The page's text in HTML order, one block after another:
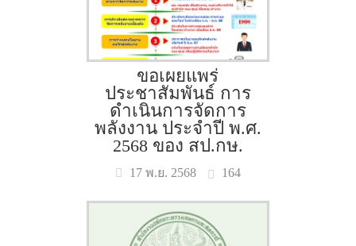
ขอเผยแพร่
ประชาสัมพันธ์ การ
ดำเนินการจัดการ
พลังงาน ประจำปี พ.ศ.
2568 ของ สป.กษ.
17 พ.ย. 2568 164